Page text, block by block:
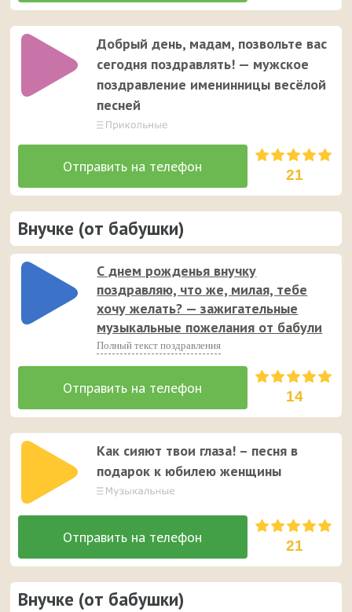
Добрый день, мадам, позвольте вас
сегодня поздравлять! — мужское
поздравление именинницы весёлой
песней
21
Внучке (от бабушки)
С днем рожденья внучку
поздравляю, что же, милая, тебе
хочу желать? — зажигательные
музыкальные пожелания от бабули
Полный текст поздравления
14
Как сияют твои глаза! – песня в
подарок к юбилею женщины
21
Внучке (от бабушки)